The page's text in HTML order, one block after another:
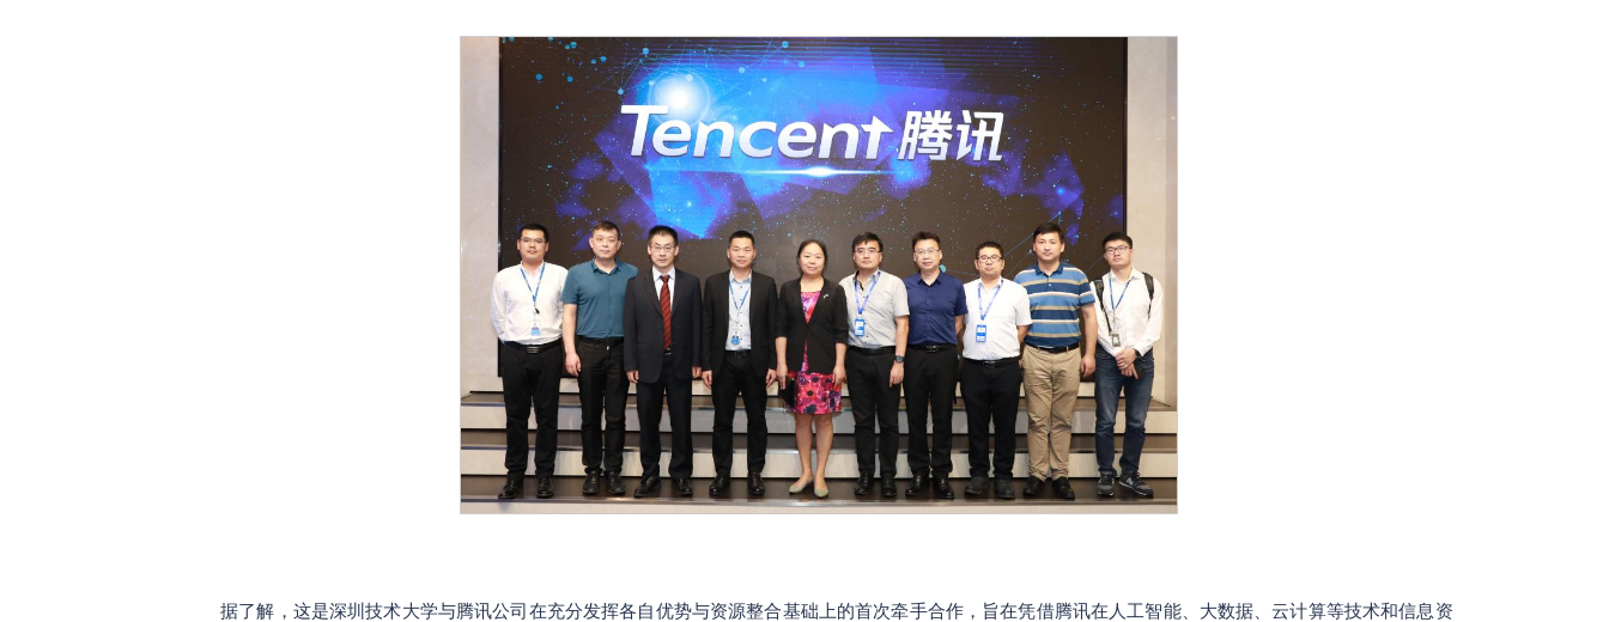
据了解，这是深圳技术大学与腾讯公司在充分发挥各自优势与资源整合基础上的首次牵手合作，旨在凭借腾讯在人工智能、大数据、云计算等技术和信息资